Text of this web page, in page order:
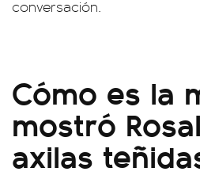
conversación.
Cómo es la
mostró
axilas